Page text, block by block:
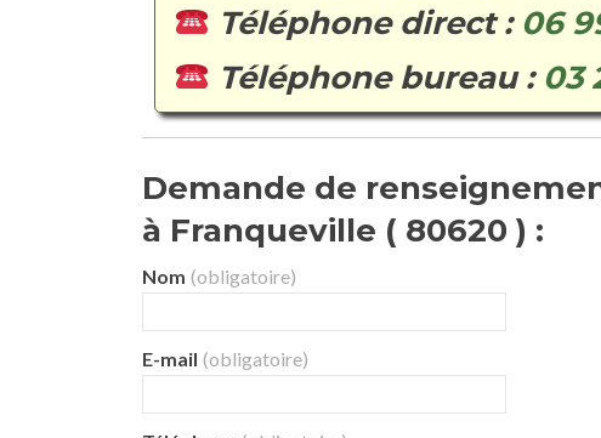
Téléphone direct : 06
Téléphone bureau : 03
Demande de
à Franqueville ( 80620 ) :
Nom (obligatoire)
E-mail (obligatoire)